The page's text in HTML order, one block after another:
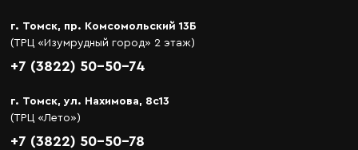
г. Томск, пр. Комсомольский 13Б
(ТРЦ «Изумрудный город» 2 этаж)
+7 (3822) 50-50-74
г. Томск, ул. Нахимова, 8с13
(ТРЦ «Лето»)
+7 (3822) 50-50-78